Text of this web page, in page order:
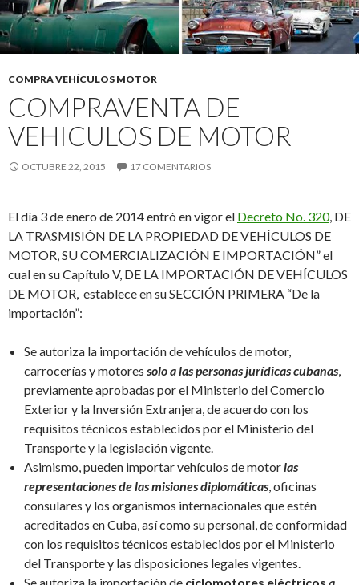
COMPRA VEHÍCULOS MOTOR
COMPRAVENTA DE
VEHICULOS DE MOTOR
OCTUBRE 22, 2015 17 COMENTARIOS
El día 3 de enero de 2014 entró en vigor el Decreto No. 320, DE
LA TRASMISIÓN DE LA PROPIEDAD DE VEHÍCULOS DE
MOTOR, SU COMERCIALIZACIÓN E IMPORTACIÓN” el
cual en su Capítulo V, DE LA IMPORTACIÓN DE VEHÍCULOS
DE MOTOR, establece en su SECCIÓN PRIMERA “De la
importación”:
Se autoriza la importación de vehículos de motor,
carrocerías y motores solo a las personas jurídicas cubanas,
previamente aprobadas por el Ministerio del Comercio
Exterior y la Inversión Extranjera, de acuerdo con los
requisitos técnicos establecidos por el Ministerio del
Transporte y la legislación vigente.
Asimismo, pueden importar vehículos de motorlas
representaciones de las misiones diplomáticas, oficinas
consulares y los organismos internacionales que estén
acreditados en Cuba, así como su personal, de conformidad
con los requisitos técnicos establecidos por el Ministerio
del Transporte y las disposiciones legales vigentes.